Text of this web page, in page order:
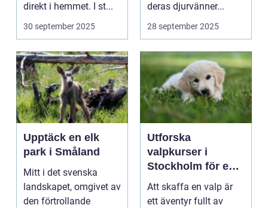
direkt i hemmet. I st...
30 september 2025
deras djurvänner...
28 september 2025
Upptäck en elk
park i Småland
Mitt i det svenska
landskapet, omgivet av
den förtrollande
Utforska
valpkurser i
Stockholm för en
lycklig och
välanpassad valp
Att skaffa en valp är
ett äventyr fullt av